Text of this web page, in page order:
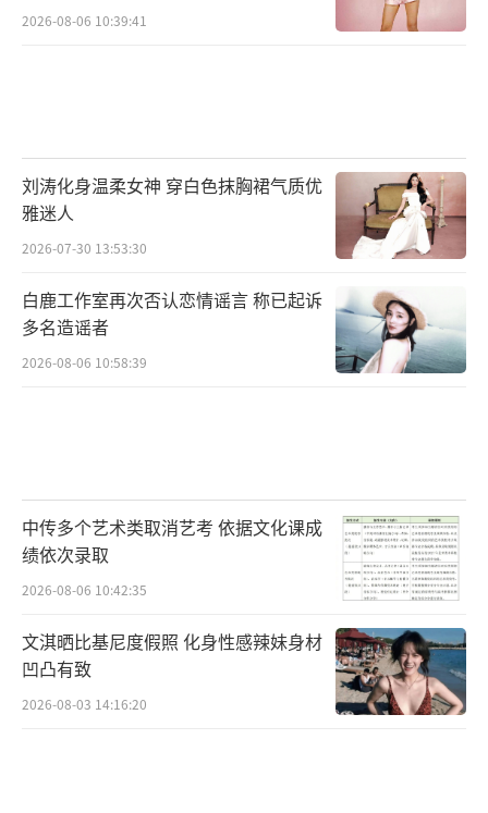
2026-08-06 10:39:41
刘涛化身温柔女神 穿白色抹胸裙气质优
雅迷人
2026-07-30 13:53:30
白鹿工作室再次否认恋情谣言 称已起诉
多名造谣者
2026-08-06 10:58:39
中传多个艺术类取消艺考 依据文化课成
绩依次录取
2026-08-06 10:42:35
文淇晒比基尼度假照 化身性感辣妹身材
凹凸有致
2026-08-03 14:16:20